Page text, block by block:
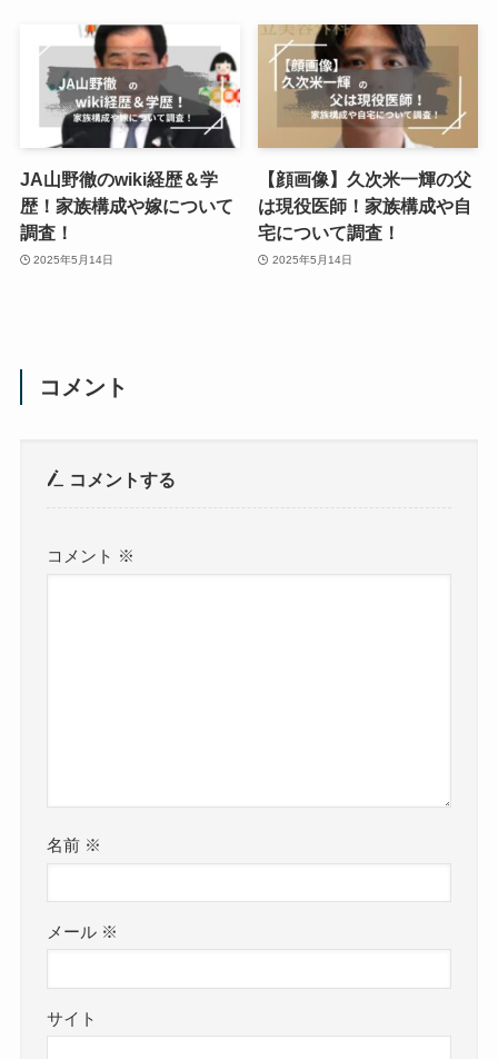
JA山野徹のwiki経歴＆学
歴！家族構成や嫁について
調査！
2025年5月14日
【顔画像】久次米一輝の父
は現役医師！家族構成や自
宅について調査！
2025年5月14日
コメント
コメントする
コメント ※
名前 ※
メール ※
サイト